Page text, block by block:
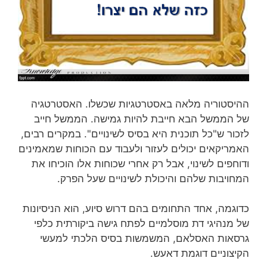
ההיסטוריה מלאה באסטרטגיות שכשלו. האסטרטגיה
של הממשל הבא חייבת להיות גמישה. הממשל חייב
לזכור ש"כל תוכנית היא בסיס לשינויים". במקרים רבים,
האמריקאים יכולים לעזור ולעבוד עם הכוחות שמאמינים
ודוחפים לשינוי, אבל רק אחרי שכוחות אלו הוכיחו את
המחויבות שלהם והיכולת לשינויים שעל הפרק.
כדוגמה, אחד התחומים בהם דרוש סיוע, הוא הניסיונות
של מנהיגי דת מוסלמיים לפתח גישה ביקורתית כלפי
גרסאות האסלאם, המשמשות בסיס הלכתי למעשי
הקיצוניים דוגמת דאעש.